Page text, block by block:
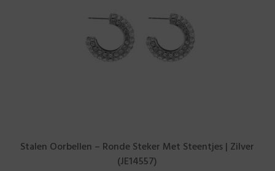
Stalen Oorbellen – Ronde Steker Met Steentjes | Zilver
(JE14557)